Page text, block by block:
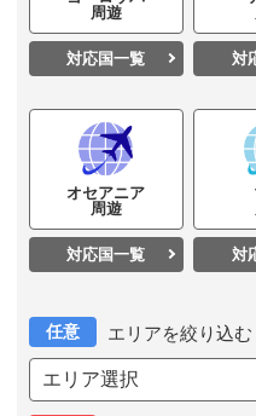
周遊
対応国一覧 対
オセアニア
周遊
対応国一覧 対
任意 エリアを絞り込む
エリア選択